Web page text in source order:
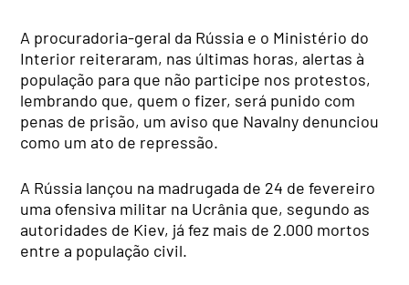
A procuradoria-geral da Rússia e o Ministério do
Interior reiteraram, nas últimas horas, alertas à
população para que não participe nos protestos,
lembrando que, quem o fizer, será punido com
penas de prisão, um aviso que Navalny denunciou
como um ato de repressão.
A Rússia lançou na madrugada de 24 de fevereiro
uma ofensiva militar na Ucrânia que, segundo as
autoridades de Kiev, já fez mais de 2.000 mortos
entre a população civil.